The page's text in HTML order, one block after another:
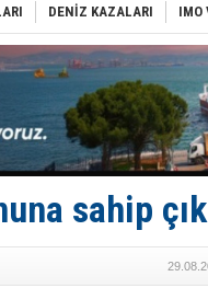
Hüseyin
Hat-San
Med
Tekne, su
Dışişleri
Depo ve
SES
DENİZ KAZALARI IMO
sahip